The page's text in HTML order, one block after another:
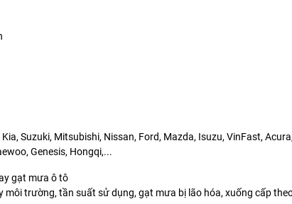
Suzuki, Mitsubishi, Nissan, Ford, Mazda, Isuzu, VinFast,
Genesis, Hongqi,...
gạt mưa ô tô
môi trường, tần suất sử dụng, gạt mưa bị lão hóa, xuống cấp